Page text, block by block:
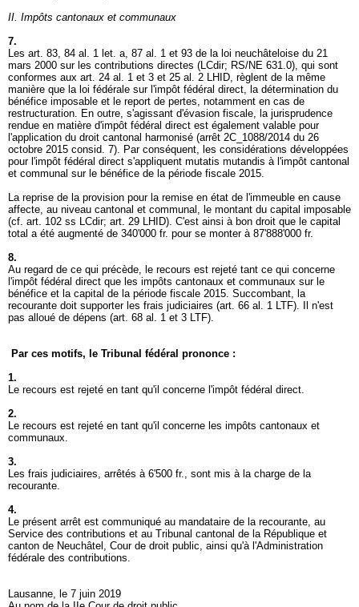
II. Impôts cantonaux et communaux
7.
Les art. 83, 84 al. 1 let. a, 87 al. 1 et 93 de la loi neuchâteloise du 21
mars 2000 sur les contributions directes (LCdir; RS/NE 631.0), qui sont
conformes aux art. 24 al. 1 et 3 et 25 al. 2 LHID, règlent de la même
manière que la loi fédérale sur l'impôt fédéral direct, la détermination du
bénéfice imposable et le report de pertes, notamment en cas de
restructuration. En outre, s'agissant d'évasion fiscale, la jurisprudence
rendue en matière d'impôt fédéral direct est également valable pour
l'application du droit cantonal harmonisé (arrêt 2C_1088/2014 du 26
octobre 2015 consid. 7). Par conséquent, les considérations développées
pour l'impôt fédéral direct s'appliquent mutatis mutandis à l'impôt cantonal
et communal sur le bénéfice de la période fiscale 2015.
La reprise de la provision pour la remise en état de l'immeuble en cause
affecte, au niveau cantonal et communal, le montant du capital imposable
(cf. art. 102 ss LCdir; art. 29 LHID). C'est ainsi à bon droit que le capital
total a été augmenté de 340'000 fr. pour se monter à 87'888'000 fr.
8.
Au regard de ce qui précède, le recours est rejeté tant ce qui concerne
l'impôt fédéral direct que les impôts cantonaux et communaux sur le
bénéfice et la capital de la période fiscale 2015. Succombant, la
recourante doit supporter les frais judiciaires (art. 66 al. 1 LTF). Il n'est
pas alloué de dépens (art. 68 al. 1 et 3 LTF).
Par ces motifs, le Tribunal fédéral prononce :
1.
Le recours est rejeté en tant qu'il concerne l'impôt fédéral direct.
2.
Le recours est rejeté en tant qu'il concerne les impôts cantonaux et
communaux.
3.
Les frais judiciaires, arrêtés à 6'500 fr., sont mis à la charge de la
recourante.
4.
Le présent arrêt est communiqué au mandataire de la recourante, au
Service des contributions et au Tribunal cantonal de la République et
canton de Neuchâtel, Cour de droit public, ainsi qu'à l'Administration
fédérale des contributions.
Lausanne, le 7 juin 2019